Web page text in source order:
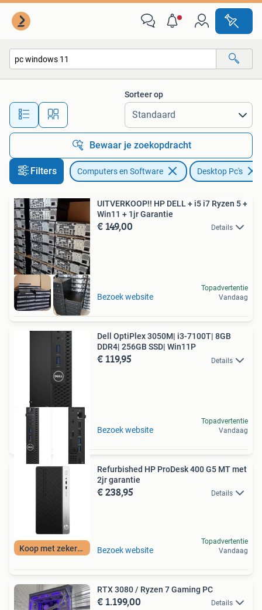
Alle afstanden…
Sorteer op
Bewaar je zoekopdracht
Filters Computers en Software Desktop Pc's
UITVERKOOP!! HP DELL + i5 i7 Ryzen 5 +
Win11 + 1jr Garantie
€ 149,00 Details
Bezoek website
Topadvertentie
Vandaag
Dell OptiPlex 3050M| i3-7100T| 8GB
DDR4| 256GB SSD| Win11P
€ 119,95 Details
Bezoek website
Topadvertentie
Vandaag
Koop met zekerheid
Refurbished HP ProDesk 400 G5 MT met
2jr garantie
€ 238,95 Details
Bezoek website
Topadvertentie
Vandaag
RTX 3080 / Ryzen 7 Gaming PC
€ 1.199,00 Details